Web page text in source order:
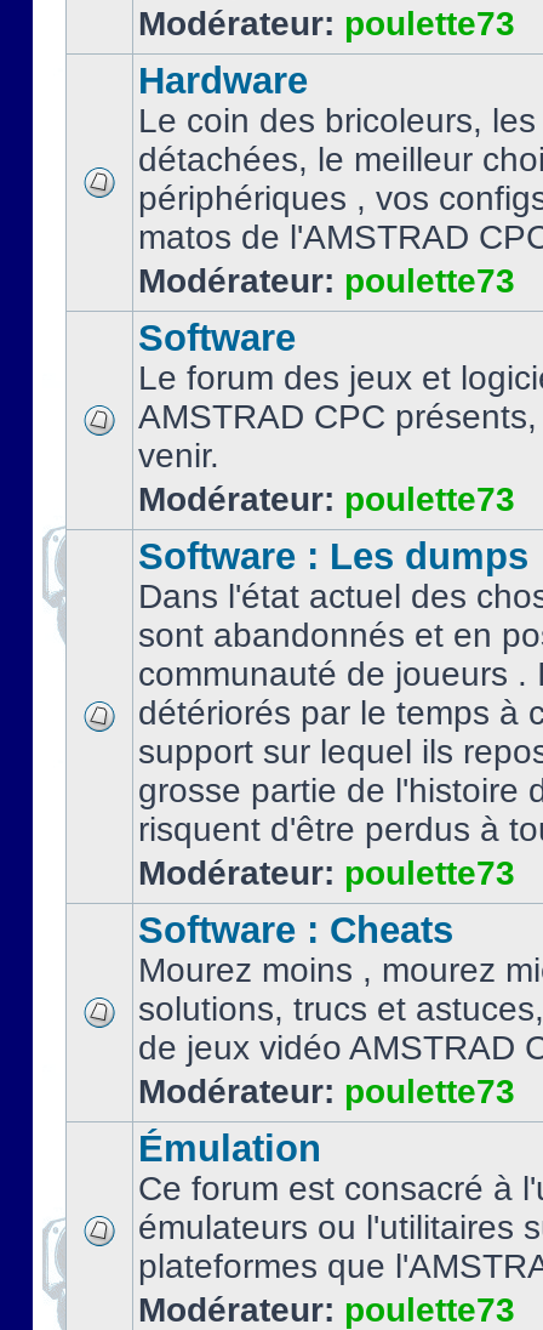
Modérateur: poulette73
Hardware
Le coin des bricoleurs,
détachées, le meilleur
périphériques , vos
matos de l'AMSTRAD
Modérateur: poulette73
Software
Le forum des jeux et
AMSTRAD CPC
venir.
Modérateur: poulette73
Software : Les dumps
Dans l'état actuel des
sont abandonnés et en
communauté de joueurs .
détériorés par le temps à
support sur lequel ils
grosse partie de l'histoire
risquent d'être perdus à
Modérateur: poulette73
Software : Cheats
Mourez moins , mourez
solutions, trucs et
de jeux vidéo AMSTRAD
Modérateur: poulette73
Émulation
Ce forum est consacré à
émulateurs ou l'utilitaires
plateformes que
Modérateur: poulette73